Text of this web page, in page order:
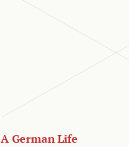
A German Life